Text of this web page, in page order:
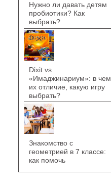
Нужно ли давать детям
пробиотики? Как
выбрать?
Dixit vs
«Имаджинариум»: в чем
их отличие, какую игру
выбрать?
Знакомство с
геометрией в 7 классе:
как помочь